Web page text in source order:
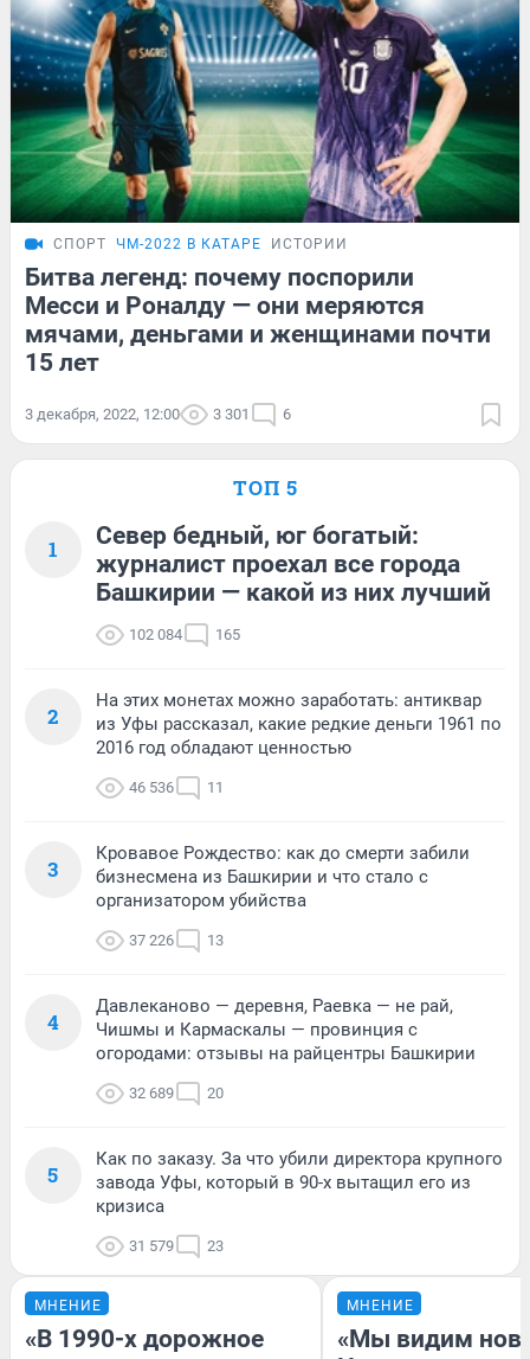
СПОРТ ЧМ-2022 В КАТАРЕ ИСТОРИИ
Битва легенд: почему поспорили
Месси и Роналду — они меряются
мячами, деньгами и женщинами почти
15 лет
3 декабря, 2022, 12:00 3 301 6
ТОП 5
1
Север бедный, юг богатый:
журналист проехал все города
Башкирии — какой из них лучший
102 084 165
2
На этих монетах можно заработать: антиквар
из Уфы рассказал, какие редкие деньги 1961 по
2016 год обладают ценностью
46 536 11
3
Кровавое Рождество: как до смерти забили
бизнесмена из Башкирии и что стало с
организатором убийства
37 226 13
4
Давлеканово — деревня, Раевка — не рай,
Чишмы и Кармаскалы — провинция с
огородами: отзывы на райцентры Башкирии
32 689 20
5
Как по заказу. За что убили директора крупного
завода Уфы, который в 90-х вытащил его из
кризиса
31 579 23
МНЕНИЕ
«В 1990-х дорожное
МНЕНИЕ
«Мы видим